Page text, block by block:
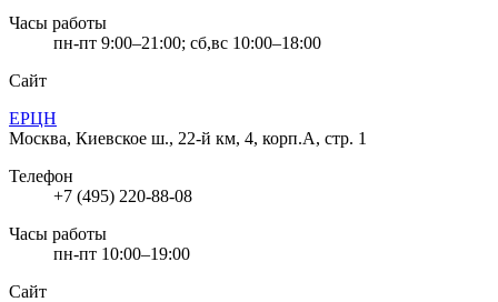
Часы работы
пн-пт 9:00–21:00; сб,вс 10:00–18:00
Сайт
ЕРЦН
Москва, Киевское ш., 22-й км, 4, корп.А, стр. 1
Телефон
+7 (495) 220-88-08
Часы работы
пн-пт 10:00–19:00
Сайт